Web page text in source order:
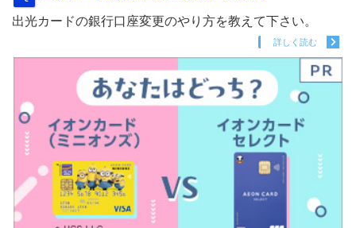
出光カードの銀行口座変更のやり方を教えて下さい。
詳しく読む